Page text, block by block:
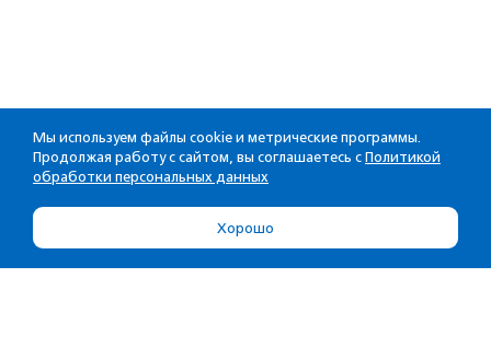
Мы используем файлы cookie и метрические программы.
Продолжая работу с сайтом, вы соглашаетесь с Политикой
обработки персональных данных
Хорошо